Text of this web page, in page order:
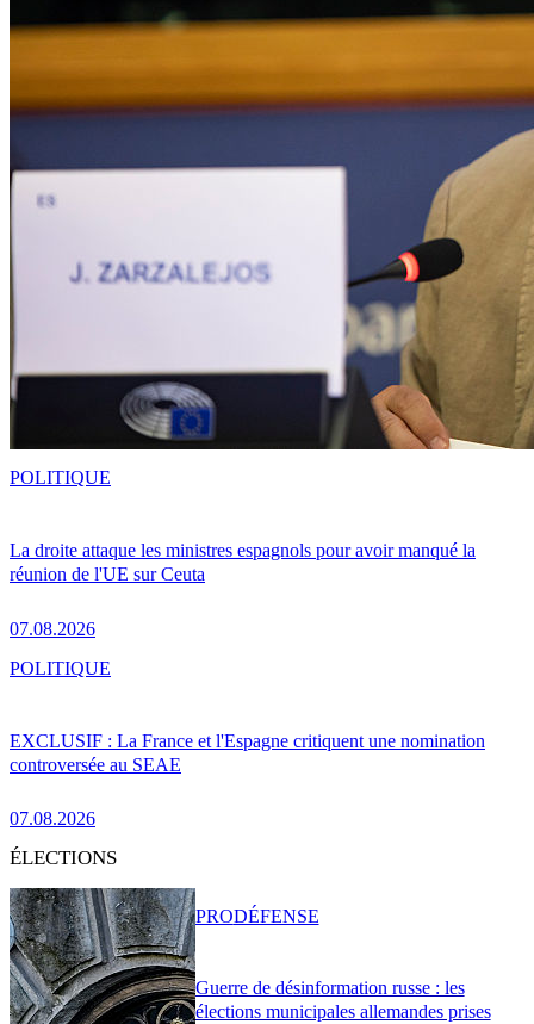
La droite attaque les ministres espagnols pour avoir manqué la
réunion de l'UE sur Ceuta
07.08.2026
POLITIQUE
EXCLUSIF : La France et l'Espagne critiquent une nomination
controversée au SEAE
07.08.2026
POLITIQUE
ÉLECTIONS
Guerre de désinformation russe : les
élections municipales allemandes prises
PRODÉFENSE